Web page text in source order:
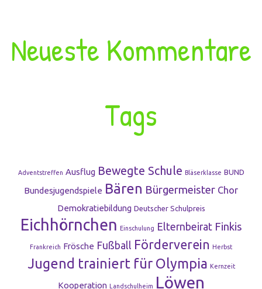
Neueste Kommentare
Tags
Adventstreffen Ausflug Bewegte Schule Bläserklasse BUND
Bundesjugendspiele Bären Bürgermeister Chor
Demokratiebildung Deutscher Schulpreis
Eichhörnchen Einschulung Elternbeirat Finkis
Frankreich Frösche Fußball Förderverein Herbst
Jugend trainiert für Olympia Kernzeit
Kooperation Landschulheim Löwen